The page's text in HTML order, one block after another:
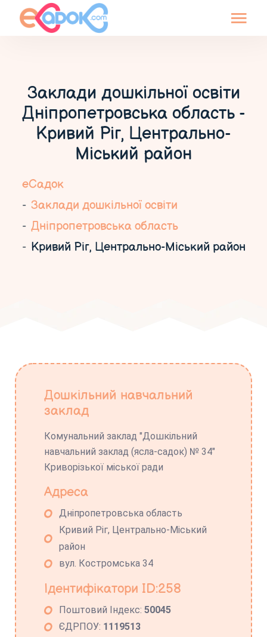
Заклади дошкільної освіти
Дніпропетровська область -
Кривий Ріг, Центрально-
Міський район
еСадок
Заклади дошкільної освіти
Дніпропетровська область
Кривий Ріг, Центрально-Міський район
Дошкільний навчальний
заклад
Комунальний заклад "Дошкільний
навчальний заклад (ясла-садок) № 34"
Криворізької міської ради
Адреса
Дніпропетровська область
Кривий Ріг, Центрально-Міський
район
вул. Костромська 34
Ідентифікатори ID:258
Поштовий Індекс:50045
ЄДРПОУ: 1119513